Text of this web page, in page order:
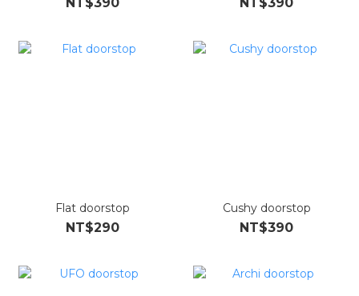
Flat doorstop
NT$290
Cushy doorstop
NT$390